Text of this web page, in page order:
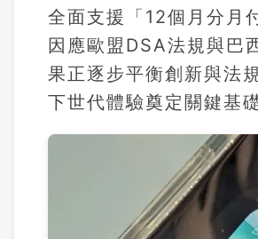
全面支援「12個月分月
因應歐盟DSA法規與巴
果正逐步平衡創新與法
下世代體驗奠定關鍵基礎